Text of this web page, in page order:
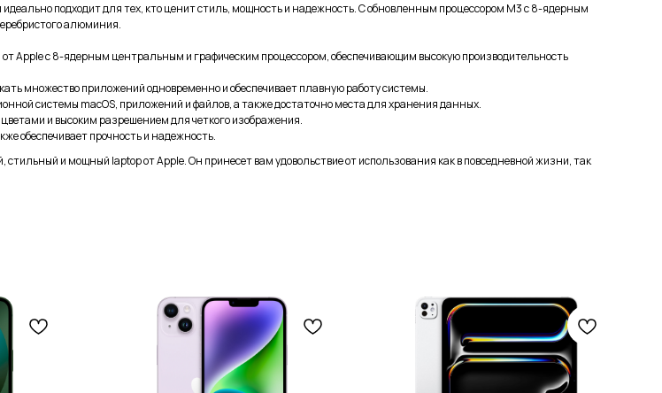
подходит для тех, кто ценит стиль, мощность и надежность. С обновленным процессором M3 с 8-ядерным
алюминия.
Apple с 8-ядерным центральным и графическим процессором, обеспечивающим высокую производительность
множество приложений одновременно и обеспечивает плавную работу системы.
системы macOS, приложений и файлов, а также достаточно места для хранения данных.
и высоким разрешением для четкого изображения.
обеспечивает прочность и надежность.
и мощный laptop от Apple. Он принесет вам удовольствие от использования как в повседневной жизни, так